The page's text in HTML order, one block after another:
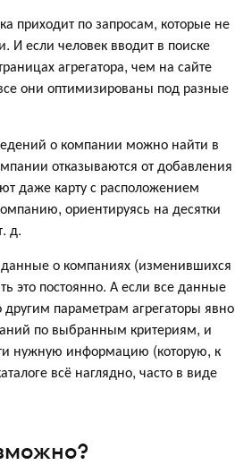
приходит по запросам, которые не
И если человек вводит в поиске
агрегатора, чем на сайте
они оптимизированы под разные
о компании можно найти в
отказываются от добавления
даже карту с расположением
ориентируясь на десятки
д.
данные о компаниях (изменившихся
это постоянно. А если все данные
параметрам агрегаторы явно
по выбранным критериям, и
нужную информацию (которую, к
всё наглядно, часто в виде